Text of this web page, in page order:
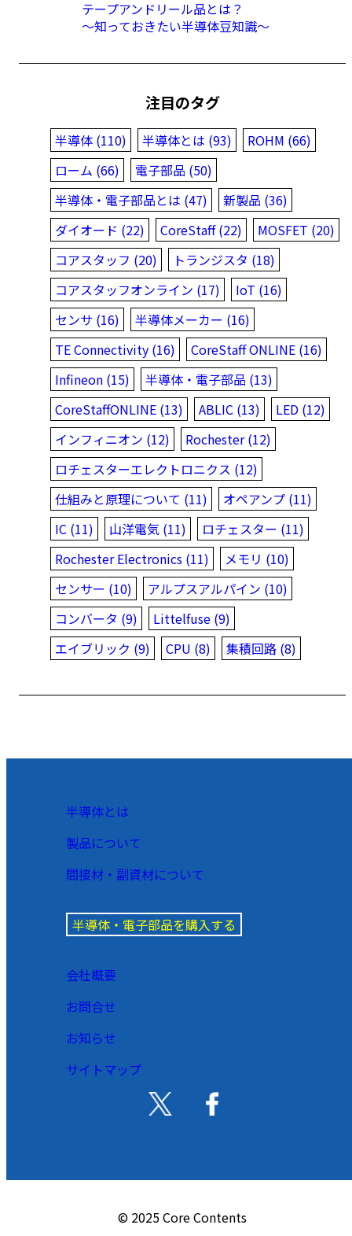
テープアンドリール品とは？
〜知っておきたい半導体豆知識〜
注目のタグ
半導体 (110) 半導体とは (93)
ROHM (66)
ローム (66)
電子部品 (50)
半導体・電子部品とは (47)
新製品 (36)
ダイオード (22)
CoreStaff (22)
MOSFET (20)
コアスタッフ (20)
トランジスタ (18)
コアスタッフオンライン (17)
IoT (16)
センサ (16)
半導体メーカー (16)
TE Connectivity (16)
CoreStaff ONLINE (16)
Infineon (15)
半導体・電子部品 (13)
CoreStaffONLINE (13)
ABLIC (13)
LED (12)
インフィニオン (12)
Rochester (12)
ロチェスターエレクトロニクス (12)
仕組みと原理について (11)
オペアンプ (11)
IC (11)
山洋電気 (11)
ロチェスター (11)
Rochester Electronics (11)
メモリ (10)
センサー (10)
アルプスアルパイン (10)
コンバータ (9)
Littelfuse (9)
エイブリック (9)
CPU (8) 集積回路 (8)
半導体とは
製品について
間接材・副資材について
半導体・電子部品を購入する
会社概要
お問合せ
お知らせ
サイトマップ
© 2025 Core Contents